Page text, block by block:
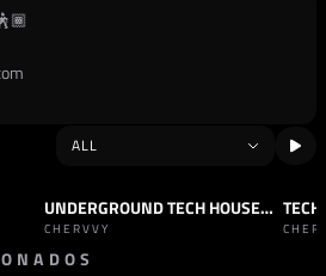
SET TECH HOUSE UNDERGROUND TECH HOUSE MIX 5
CHERVVY
SET